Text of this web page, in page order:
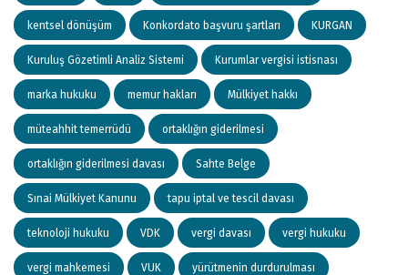
kentsel dönüşüm Konkordato başvuru şartları KURGAN
Kuruluş Gözetimli Analiz Sistemi Kurumlar vergisi istisnası
marka hukuku memur hakları Mülkiyet hakkı
müteahhit temerrüdü ortaklığın giderilmesi
ortaklığın giderilmesi davası Sahte Belge
Sınai Mülkiyet Kanunu tapu iptal ve tescil davası
teknoloji hukuku VDK vergi davası vergi hukuku
vergi mahkemesi VUK yürütmenin durdurulması